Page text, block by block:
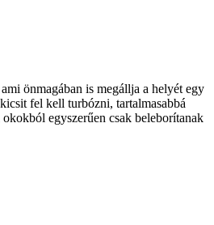
önmagában is megállja a helyét egy
fel kell turbózni, tartalmasabbá
egyszerűen csak beleborítanak